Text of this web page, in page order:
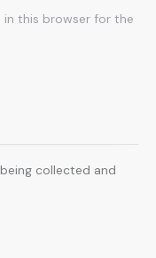
in this browser for the
collected and